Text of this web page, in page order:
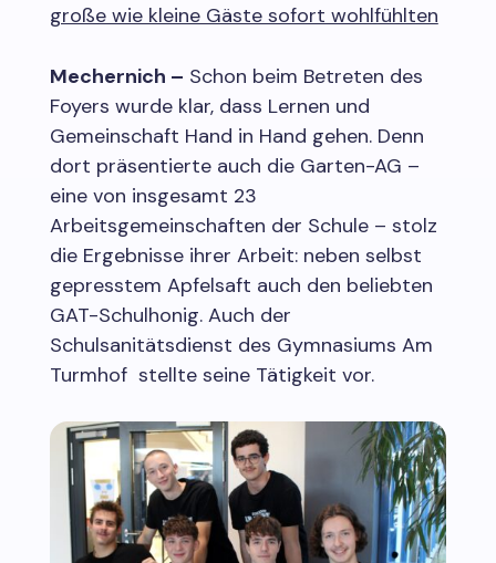
große wie kleine Gäste sofort wohlfühlten
Mechernich – Schon beim Betreten des
Foyers wurde klar, dass Lernen und
Gemeinschaft Hand in Hand gehen. Denn
dort präsentierte auch die Garten-AG –
eine von insgesamt 23
Arbeitsgemeinschaften der Schule – stolz
die Ergebnisse ihrer Arbeit: neben selbst
gepresstem Apfelsaft auch den beliebten
GAT-Schulhonig. Auch der
Schulsanitätsdienst des Gymnasiums Am
Turmhof stellte seine Tätigkeit vor.